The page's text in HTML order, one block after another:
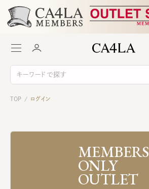
TOP / ログイン
MEMBERS
ONLY
OUTLET